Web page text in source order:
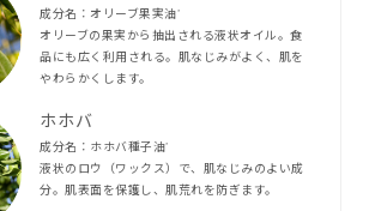
成分名：オリーブ果実油*
オリーブの果実から抽出される液状オイル。食
品にも広く利用される。肌なじみがよく、肌を
やわらかくします。
ホホバ
成分名：ホホバ種子油*
液状のロウ（ワックス）で、肌なじみのよい成
分。肌表面を保護し、肌荒れを防ぎます。